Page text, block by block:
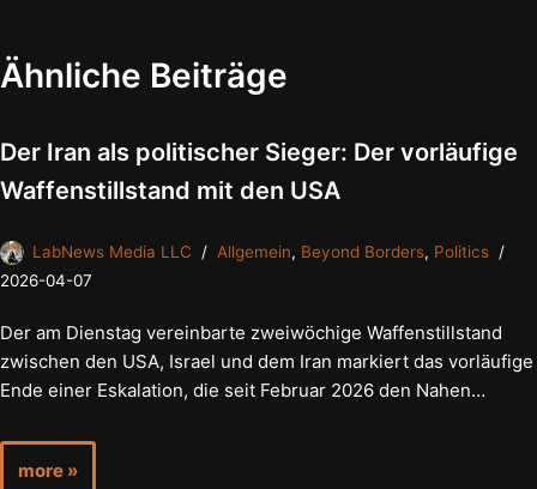
Ähnliche Beiträge
Der Iran als politischer Sieger: Der vorläufige
Waffenstillstand mit den USA
LabNews Media LLC Allgemein, Beyond Borders, Politics
2026-04-07
Der am Dienstag vereinbarte zweiwöchige Waffenstillstand
zwischen den USA, Israel und dem Iran markiert das vorläufige
Ende einer Eskalation, die seit Februar 2026 den Nahen…
more »